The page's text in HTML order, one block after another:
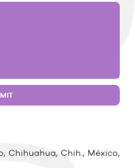
Chihuahua, Chih., México,